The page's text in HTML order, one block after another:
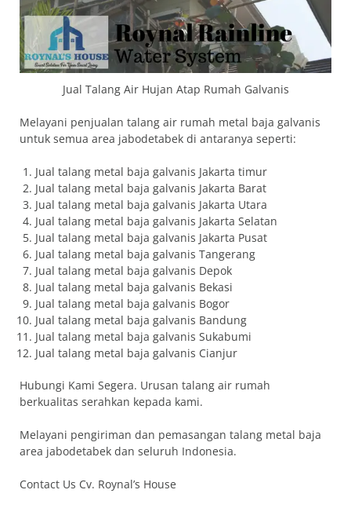
Jual Talang Air Hujan Atap Rumah Galvanis
Melayani penjualan talang air rumah metal baja galvanis
untuk semua area jabodetabek di antaranya seperti:
Jual talang metal baja galvanis Jakarta timur
Jual talang metal baja galvanis Jakarta Barat
Jual talang metal baja galvanis Jakarta Utara
Jual talang metal baja galvanis Jakarta Selatan
Jual talang metal baja galvanis Jakarta Pusat
Jual talang metal baja galvanis Tangerang
Jual talang metal baja galvanis Depok
Jual talang metal baja galvanis Bekasi
Jual talang metal baja galvanis Bogor
Jual talang metal baja galvanis Bandung
Jual talang metal baja galvanis Sukabumi
Jual talang metal baja galvanis Cianjur
Hubungi Kami Segera. Urusan talang air rumah
berkualitas serahkan kepada kami.
Melayani pengiriman dan pemasangan talang metal baja
area jabodetabek dan seluruh Indonesia.
Contact Us Cv. Roynal’s House